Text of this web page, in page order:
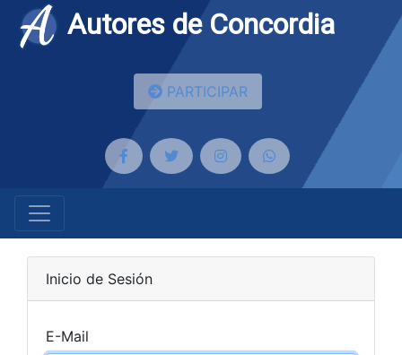
Autores de Concordia
PARTICIPAR
Inicio de Sesión
E-Mail